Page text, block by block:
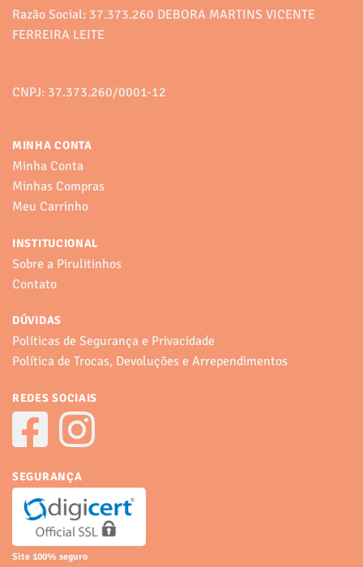
Razão Social: 37.373.260 DEBORA MARTINS VICENTE
FERREIRA LEITE
CNPJ: 37.373.260/0001-12
MINHA CONTA
Minha Conta
Minhas Compras
Meu Carrinho
INSTITUCIONAL
Sobre a Pirulitinhos
Contato
DÚVIDAS
Políticas de Segurança e Privacidade
Política de Trocas, Devoluções e Arrependimentos
REDES SOCIAIS
SEGURANÇA
Site 100% seguro